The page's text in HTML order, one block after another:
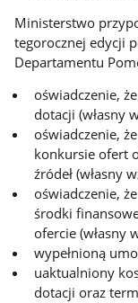
Ministerstwo
tegorocznej edycji
Departamentu
oświadczenie,
dotacji (własny
oświadczenie,
konkursie ofert
źródeł (własny
oświadczenie,
środki
ofercie (własny
wypełnioną
uaktualniony
dotacji oraz